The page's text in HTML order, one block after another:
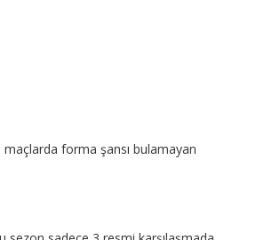
forma şansı bulamayan